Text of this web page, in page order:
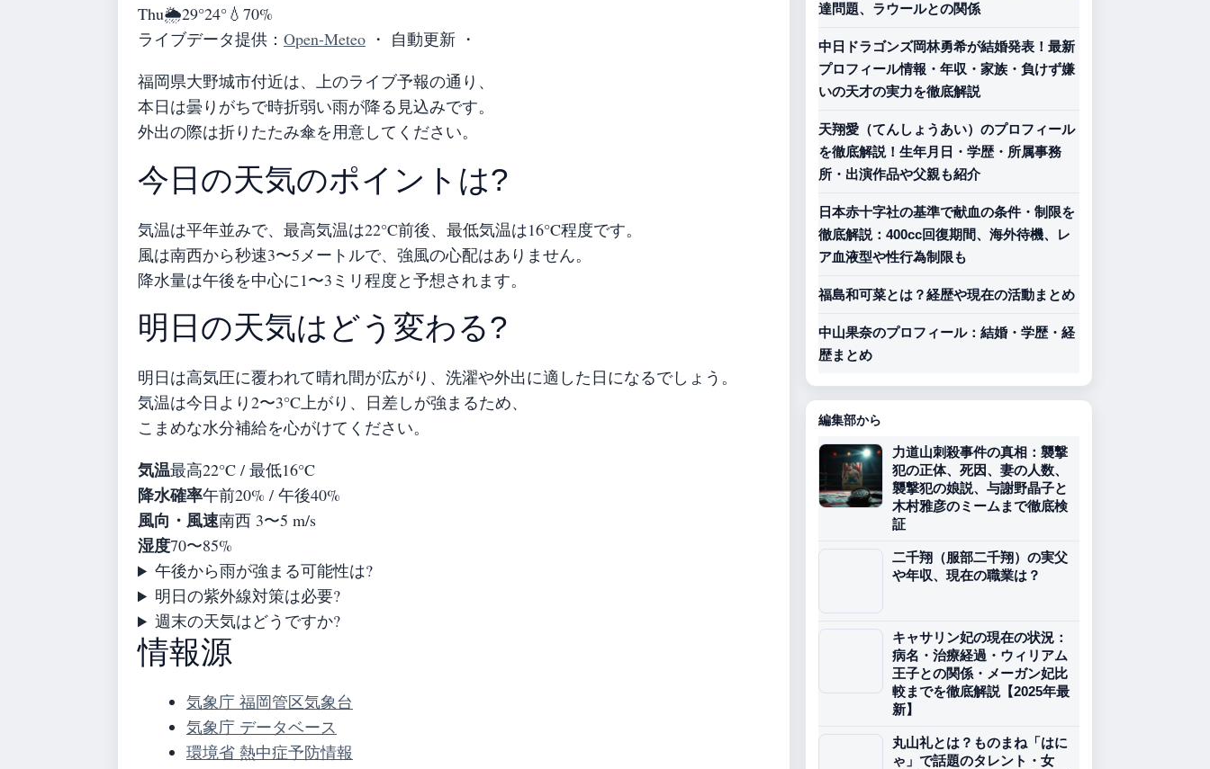
Thu🌦️29°24°💧70%
ライブデータ提供： Open-Meteo ・ 自動更新 ・
福岡県大野城市付近は、上のライブ予報の通り、
本日は曇りがちで時折弱い雨が降る見込みです。
外出の際は折りたたみ傘を用意してください。
今日の天気のポイントは?
気温は平年並みで、最高気温は22°C前後、最低気温は16°C程度です。
風は南西から秒速3〜5メートルで、強風の心配はありません。
降水量は午後を中心に1〜3ミリ程度と予想されます。
明日の天気はどう変わる?
明日は高気圧に覆われて晴れ間が広がり、洗濯や外出に適した日になるでしょう。
気温は今日より2〜3°C上がり、日差しが強まるため、
こまめな水分補給を心がけてください。
気温最高22°C / 最低16°C
降水確率午前20% / 午後40%
風向・風速南西 3〜5 m/s
湿度70〜85%
午後から雨が強まる可能性は?
明日の紫外線対策は必要?
週末の天気はどうですか?
情報源
気象庁 福岡管区気象台
気象庁 データベース
環境省 熱中症予防情報
達問題、ラウールとの関係
中日ドラゴンズ岡林勇希が結婚発表！最新
プロフィール情報・年収・家族・負けず嫌
いの天才の実力を徹底解説
天翔愛（てんしょうあい）のプロフィール
を徹底解説！生年月日・学歴・所属事務
所・出演作品や父親も紹介
日本赤十字社の基準で献血の条件・制限を
徹底解説：400cc回復期間、海外待機、レ
ア血液型や性行為制限も
福島和可菜とは？経歴や現在の活動まとめ
中山果奈のプロフィール：結婚・学歴・経
歴まとめ
編集部から
力道山刺殺事件の真相：襲撃
犯の正体、死因、妻の人数、
襲撃犯の娘説、与謝野晶子と
木村雅彦のミームまで徹底検
証
二千翔（服部二千翔）の実父
や年収、現在の職業は？
キャサリン妃の現在の状況：
病名・治療経過・ウィリアム
王子との関係・メーガン妃比
較までを徹底解説【2025年最
新】
丸山礼とは？ものまね「はに
ゃ」で話題のタレント・女